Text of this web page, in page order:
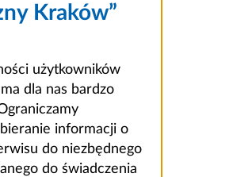
Kraków”
użytkowników
dla nas bardzo
informacji o
do niezbędnego
do świadczenia